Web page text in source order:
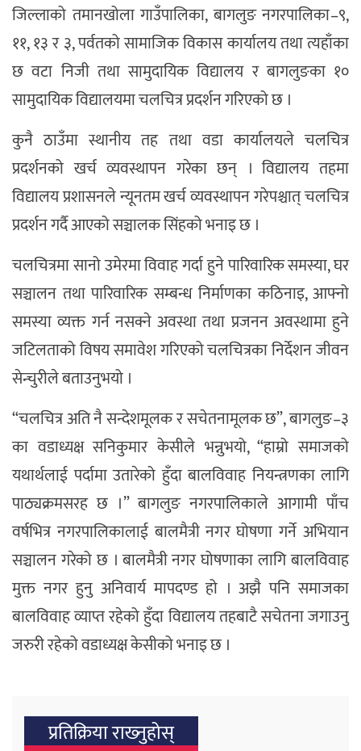
जिल्लाको तमानखोला गाउँपालिका, बागलुङ नगरपालिका–९,
११, १३ र ३, पर्वतको सामाजिक विकास कार्यालय तथा त्यहाँका
छ वटा निजी तथा सामुदायिक विद्यालय र बागलुङका १०
सामुदायिक विद्यालयमा चलचित्र प्रदर्शन गरिएको छ ।
कुनै ठाउँमा स्थानीय तह तथा वडा कार्यालयले चलचित्र
प्रदर्शनको खर्च व्यवस्थापन गरेका छन् । विद्यालय तहमा
विद्यालय प्रशासनले न्यूनतम खर्च व्यवस्थापन गरेपश्चात् चलचित्र
प्रदर्शन गर्दै आएको सञ्चालक सिंहको भनाइ छ ।
चलचित्रमा सानो उमेरमा विवाह गर्दा हुने पारिवारिक समस्या, घर
सञ्चालन तथा पारिवारिक सम्बन्ध निर्माणका कठिनाइ, आफ्नो
समस्या व्यक्त गर्न नसक्ने अवस्था तथा प्रजनन अवस्थामा हुने
जटिलताको विषय समावेश गरिएको चलचित्रका निर्देशन जीवन
सेन्चुरीले बताउनुभयो ।
“चलचित्र अति नै सन्देशमूलक र सचेतनामूलक छ”, बागलुङ–३
का वडाध्यक्ष सनिकुमार केसीले भन्नुभयो, “हाम्रो समाजको
यथार्थलाई पर्दामा उतारेको हुँदा बालविवाह नियन्त्रणका लागि
पाठ्यक्रमसरह छ ।” बागलुङ नगरपालिकाले आगामी पाँच
वर्षभित्र नगरपालिकालाई बालमैत्री नगर घोषणा गर्ने अभियान
सञ्चालन गरेको छ । बालमैत्री नगर घोषणाका लागि बालविवाह
मुक्त नगर हुनु अनिवार्य मापदण्ड हो । अझै पनि समाजका
बालविवाह व्याप्त रहेको हुँदा विद्यालय तहबाटै सचेतना जगाउनु
जरुरी रहेको वडाध्यक्ष केसीको भनाइ छ ।
प्रतिक्रिया राख्‍नुहोस्